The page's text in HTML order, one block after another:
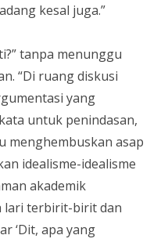
kesal juga.”
tanpa menunggu
“Di ruang diskusi
yang
untuk penindasan,
menghembuskan asap
idealisme-idealisme
akademik
lari terbirit-birit dan
‘Dit, apa yang